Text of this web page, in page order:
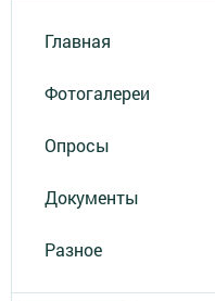
Главная
Фотогалереи
Опросы
Документы
Разное